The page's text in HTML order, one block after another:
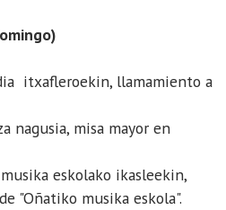
itxafleroekin, llamamiento a
nagusia, misa mayor en
eskolako ikasleekin,
"Oñatiko musika eskola".